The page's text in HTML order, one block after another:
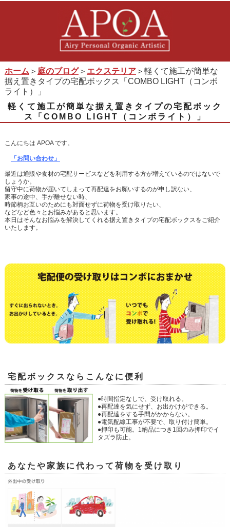
ホーム ＞ 庭のブログ＞ エクステリア＞軽くて施工が簡単な
据え置きタイプの宅配ボックス「COMBO LIGHT（コンボ
ライト）」
軽くて施工が簡単な据え置きタイプの宅配ボック
ス「COMBO LIGHT（コンボライト）」
こんにちは APOA です。
「お問い合わせ」
最近は通販や食材の宅配サービスなどを利用する方が増えているのではないで
しょうか。
留守中に荷物が届いてしまって再配達をお願いするのが申し訳ない、
家事の途中、手が離せない時、
時節柄お互いのためにも対面せずに荷物を受け取りたい、
などなど色々とお悩みがあると思います。
本日はそんなお悩みを解決してくれる据え置きタイプの宅配ボックスをご紹介
いたします。
宅配ボックスならこんなに便利
●時間指定なしで、受け取れる。
●再配達を気にせず、お出かけができる。
●再配達をする手間がかからない。
●電気配線工事が不要で、取り付け簡単。
●押印も可能。1納品につき1回のみ押印でイ
タズラ防止。
あなたや家族に代わって荷物を受け取り